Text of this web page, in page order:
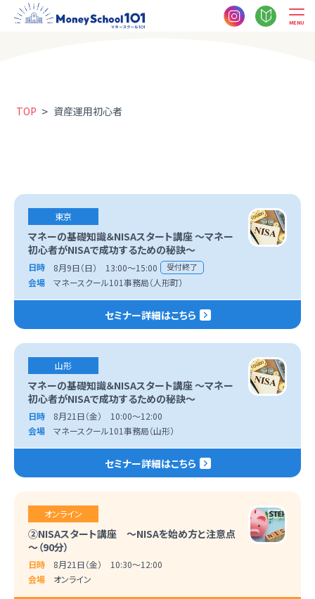
MENU
TOP > 資産運用初心者
東京
マネーの基礎知識＆NISAスタート講座 ～マネー
初心者がNISAで成功するための秘訣～
日時 8月9日（日） 13:00～15:00 受付終了
会場 マネースクール101事務局（人形町）
セミナー詳細はこちら
山形
マネーの基礎知識＆NISAスタート講座 ～マネー
初心者がNISAで成功するための秘訣～
日時
8月21日（金） 10:00～12:00
会場
マネースクール101事務局（山形）
セミナー詳細はこちら
オンライン
②NISAスタート講座 ～NISAを始め方と注意点
～（90分）
日時
8月21日（金） 10:30～12:00
会場
オンライン